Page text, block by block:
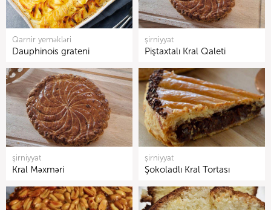
Qarnir yeməkləri
Dauphinois grateni
şirniyyat
Piştaxtalı Kral Qaleti
şirniyyat
Kral Məxməri
şirniyyat
Şokoladlı Kral Tortası